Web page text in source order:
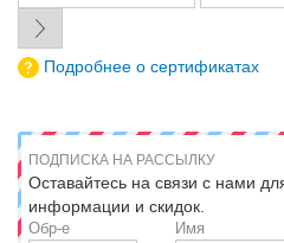
Подробнее о сертификатах
ПОДПИСКА НА РАССЫЛКУ
Оставайтесь на связи с нами
информации и скидок.
Обр-е Имя